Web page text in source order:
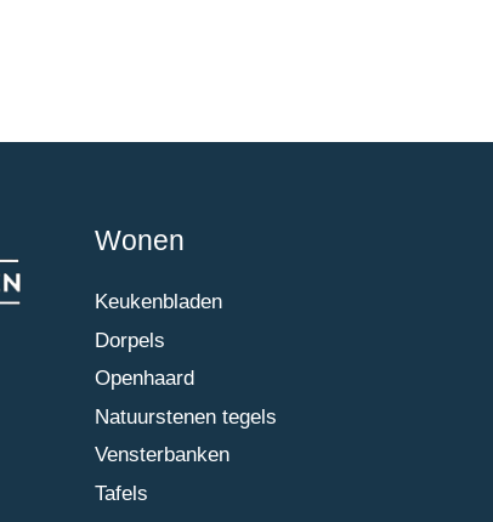
Wonen
Keukenbladen
Dorpels
Openhaard
Natuurstenen tegels
Vensterbanken
Tafels